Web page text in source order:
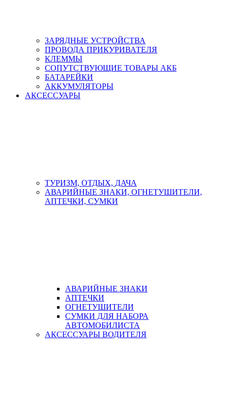
ЗАРЯДНЫЕ УСТРОЙСТВА
ПРОВОДА ПРИКУРИВАТЕЛЯ
КЛЕММЫ
СОПУТСТВУЮЩИЕ ТОВАРЫ АКБ
БАТАРЕЙКИ
АККУМУЛЯТОРЫ
АКСЕСCУАРЫ
ТУРИЗМ, ОТДЫХ, ДАЧА
АВАРИЙНЫЕ ЗНАКИ, ОГНЕТУШИТЕЛИ,
АПТЕЧКИ, СУМКИ
АВАРИЙНЫЕ ЗНАКИ
АПТЕЧКИ
ОГНЕТУШИТЕЛИ
СУМКИ ДЛЯ НАБОРА
АВТОМОБИЛИСТА
АКСЕССУАРЫ ВОДИТЕЛЯ